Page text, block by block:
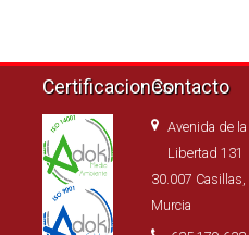
CertificacionesContacto
Avenida de la
Libertad 131
30.007 Casillas,
Murcia